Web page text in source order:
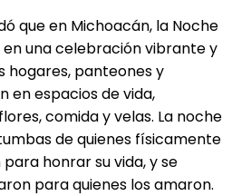
que en Michoacán, la Noche
una celebración vibrante y
hogares, panteones y
en espacios de vida,
comida y velas. La noche
de quienes físicamente
honrar su vida, y se
para quienes los amaron.